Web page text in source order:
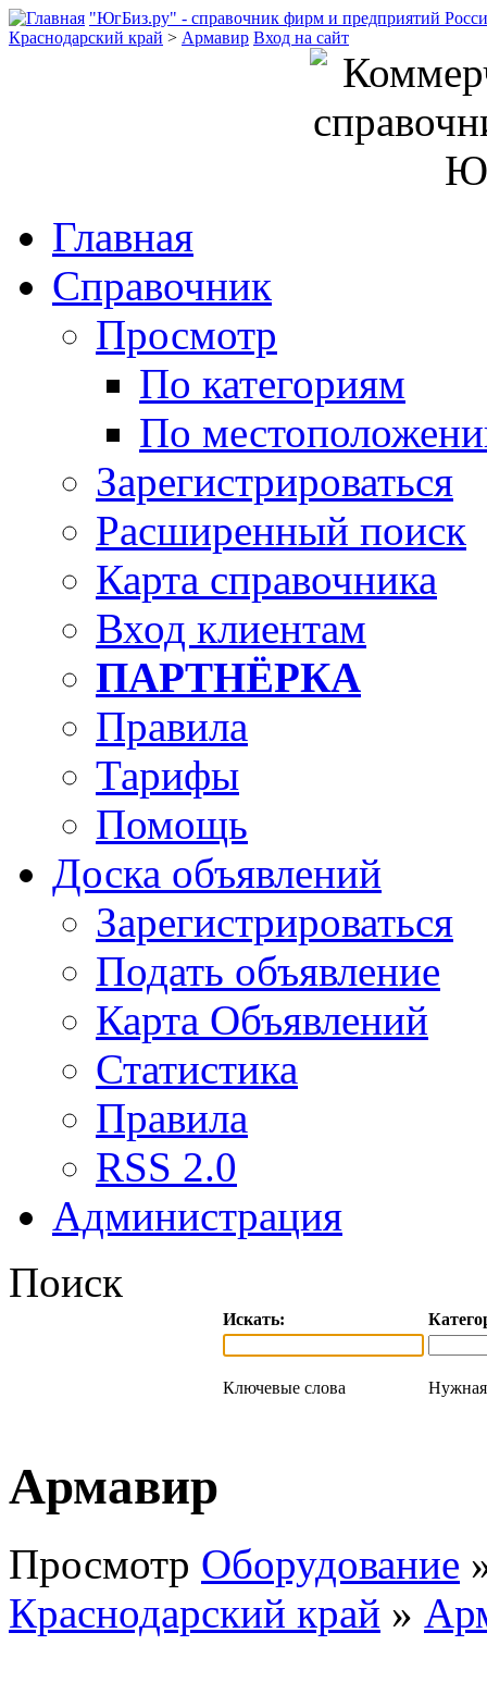
"ЮгБиз.ру" - справочник фирм и предприятий
Краснодарский край > Армавир Вход на сайт
Главная
Справочник
Просмотр
По категориям
По
Зарегистрироваться
Расширенный поиск
Карта справочника
Вход клиентам
ПАРТНЁРКА
Правила
Тарифы
Помощь
Доска объявлений
Зарегистрироваться
Подать объявление
Карта Объявлений
Статистика
Правила
RSS 2.0
Администрация
Поиск
Искать:
Ключевые слова Нужная
Армавир
Просмотр Оборудование
Краснодарский край »